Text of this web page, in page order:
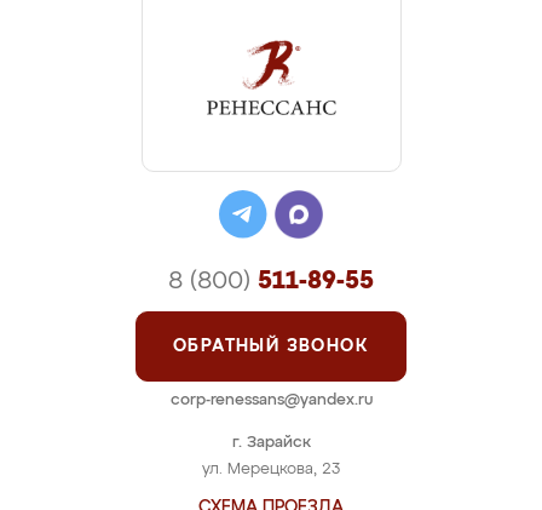
г. Зарайск
ул. Мерецкова, 23
8 (800) 511-89-55
ОБРАТНЫЙ ЗВОНОК
corp-renessans@yandex.ru